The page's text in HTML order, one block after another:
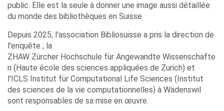
public. Elle est la seule à donner une image aussi détaillée
du monde des bibliothèques en Suisse.
Depuis 2025, l'association Bibliosuisse a pris la direction de
l'enquête ; la
ZHAW Zürcher Hochschule für Angewandte Wissenschafte
n (Haute école des sciences appliquées de Zurich) et
l'ICLS Institut für Computational Life Sciences (Institut
des sciences de la vie computationnelles) à Wädenswil
sont responsables de sa mise en œuvre.